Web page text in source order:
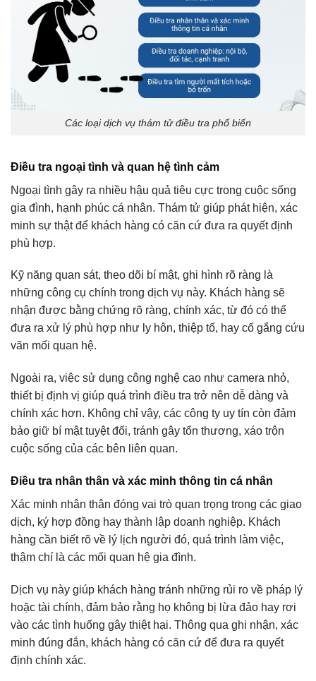
Các loại dịch vụ thám tử điều tra phổ biến
Điều tra ngoại tình và quan hệ tình cảm
Ngoại tình gây ra nhiều hậu quả tiêu cực trong cuộc sống
gia đình, hạnh phúc cá nhân. Thám tử giúp phát hiện, xác
minh sự thật để khách hàng có căn cứ đưa ra quyết định
phù hợp.
Kỹ năng quan sát, theo dõi bí mật, ghi hình rõ ràng là
những công cụ chính trong dịch vụ này. Khách hàng sẽ
nhận được bằng chứng rõ ràng, chính xác, từ đó có thể
đưa ra xử lý phù hợp như ly hôn, thiệp tố, hay cố gắng cứu
vãn mối quan hệ.
Ngoài ra, việc sử dụng công nghệ cao như camera nhỏ,
thiết bị định vị giúp quá trình điều tra trở nên dễ dàng và
chính xác hơn. Không chỉ vậy, các công ty uy tín còn đảm
bảo giữ bí mật tuyệt đối, tránh gây tổn thương, xáo trộn
cuộc sống của các bên liên quan.
Điều tra nhân thân và xác minh thông tin cá nhân
Xác minh nhân thân đóng vai trò quan trọng trong các giao
dịch, ký hợp đồng hay thành lập doanh nghiệp. Khách
hàng cần biết rõ về lý lịch người đó, quá trình làm việc,
thậm chí là các mối quan hệ gia đình.
Dịch vụ này giúp khách hàng tránh những rủi ro về pháp lý
hoặc tài chính, đảm bảo rằng họ không bị lừa đảo hay rơi
vào các tình huống gây thiệt hại. Thông qua ghi nhận, xác
minh đúng đắn, khách hàng có căn cứ để đưa ra quyết
định chính xác.